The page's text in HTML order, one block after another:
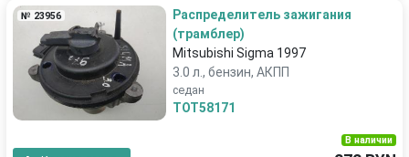
№ 23956
Распределитель зажигания
(трамблер)
Mitsubishi Sigma 1997
3.0 л., бензин, АКПП
седан
TOT58171
В наличии